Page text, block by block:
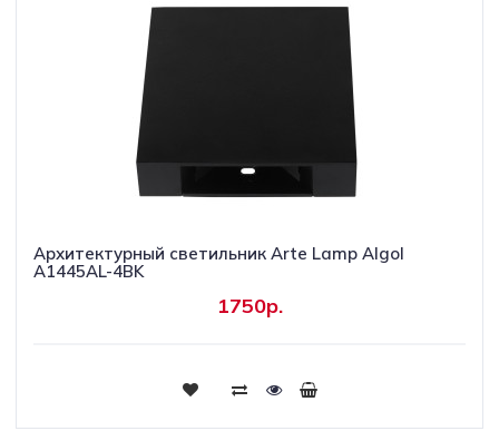
Архитектурный светильник Arte Lamp Algol
A1445AL-4BK
1750р.
Купить